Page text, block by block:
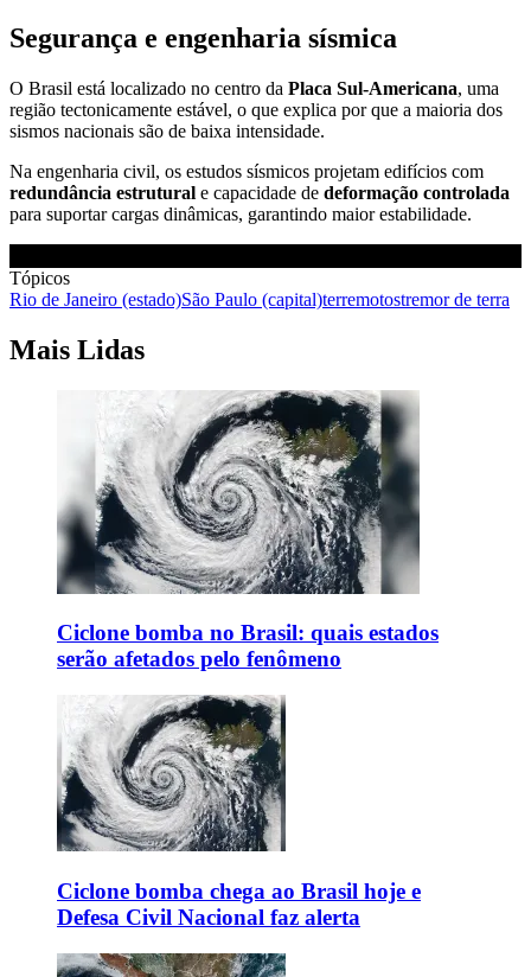
Segurança e engenharia sísmica
O Brasil está localizado no centro da Placa Sul-Americana, uma
região tectonicamente estável, o que explica por que a maioria dos
sismos nacionais são de baixa intensidade.
Na engenharia civil, os estudos sísmicos projetam edifícios com
redundância estrutural e capacidade de deformação controlada
para suportar cargas dinâmicas, garantindo maior estabilidade.
Tópicos
Rio de Janeiro (estado)São Paulo (capital)terremotostremor de terra
Mais Lidas
Ciclone bomba no Brasil: quais estados
serão afetados pelo fenômeno
Ciclone bomba chega ao Brasil hoje e
Defesa Civil Nacional faz alerta